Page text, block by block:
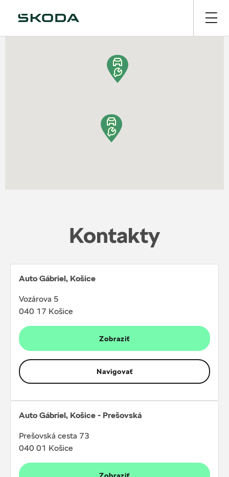
Kontakty
Auto Gábriel, Košice
Vozárova 5
040 17 Košice
Zobraziť
Navigovať
Auto Gábriel, Košice - Prešovská
Prešovská cesta 73
040 01 Košice